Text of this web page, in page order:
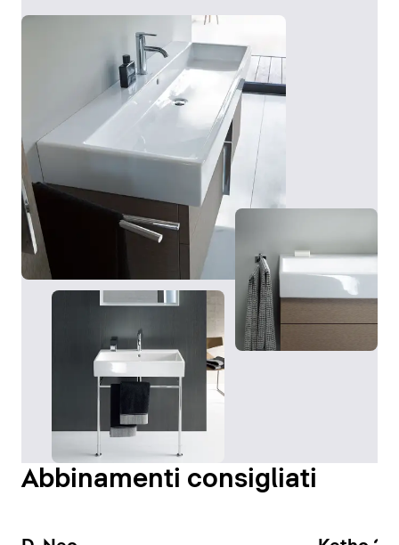
Abbinamenti consigliati